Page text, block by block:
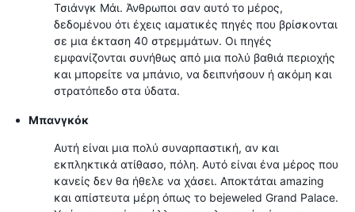
Τσιάνγκ Μάι. Άνθρωποι σαν αυτό το μέρος,
δεδομένου ότι έχεις ιαματικές πηγές που βρίσκονται
σε μια έκταση 40 στρεμμάτων. Οι πηγές
εμφανίζονται συνήθως από μια πολύ βαθιά περιοχής
και μπορείτε να μπάνιο, να δειπνήσουν ή ακόμη και
στρατόπεδο στα ύδατα.
Μπανγκόκ
Αυτή είναι μια πολύ συναρπαστική, αν και
εκπληκτικά ατίθασο, πόλη. Αυτό είναι ένα μέρος που
κανείς δεν θα ήθελε να χάσει. Αποκτάται amazing
και απίστευτα μέρη όπως το bejeweled Grand Palace.